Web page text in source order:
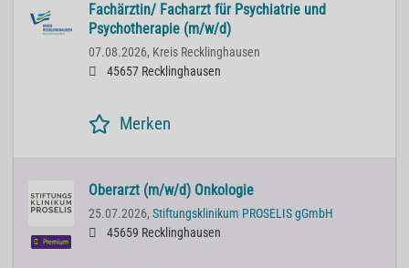
Fachärztin/ Facharzt für Psychiatrie und
Psychotherapie (m/w/d)
07.08.2026, Kreis Recklinghausen
45657 Recklinghausen
Merken
Premium
Oberarzt (m/w/d) Onkologie
25.07.2026, Stiftungsklinikum PROSELIS gGmbH
45659 Recklinghausen